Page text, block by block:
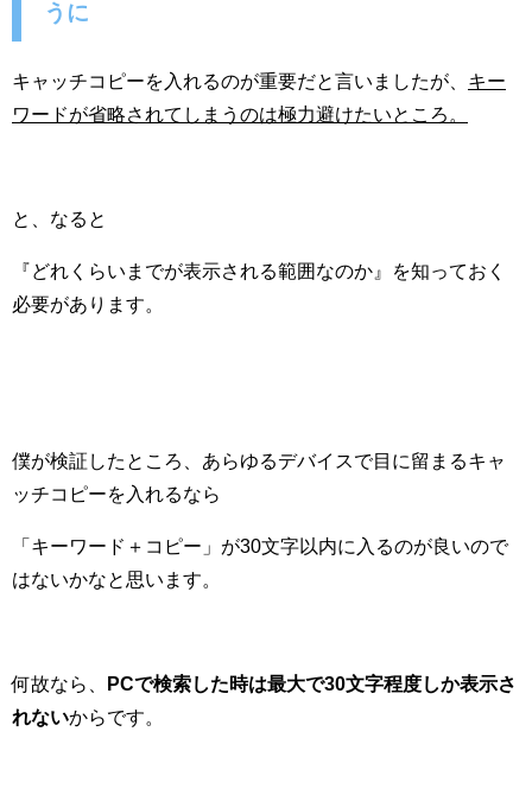
うに
キャッチコピーを入れるのが重要だと言いましたが、 キー
ワードが省略されてしまうのは極力避けたいところ。
と、なると
『どれくらいまでが表示される範囲なのか』を知っておく
必要があります。
僕が検証したところ、あらゆるデバイスで目に留まるキャ
ッチコピーを入れるなら
「キーワード＋コピー」が30文字以内に入るのが良いので
はないかなと思います。
何故なら、
PCで検索した時は最大で30文字程度しか表示さ
れないからです。